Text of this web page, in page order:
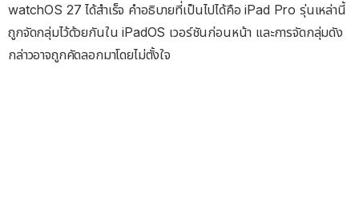
watchOS 27 ได้สำเร็จ คำอธิบายที่เป็นไปได้คือ iPad Pro รุ่นเหล่านี้
ถูกจัดกลุ่มไว้ด้วยกันใน iPadOS เวอร์ชันก่อนหน้า และการจัดกลุ่มดัง
กล่าวอาจถูกคัดลอกมาโดยไม่ตั้งใจ